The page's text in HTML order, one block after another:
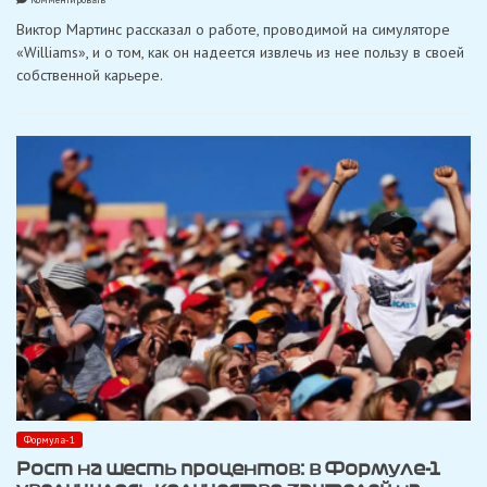
Мартинс:
жизнь
пилота-
«Williams»
Виктор Мартинс рассказал о работе, проводимой на симуляторе
«Williams», и о том, как он надеется извлечь из нее пользу в своей
собственной карьере.
Формула-1
Рост на шесть процентов: в Формуле-1